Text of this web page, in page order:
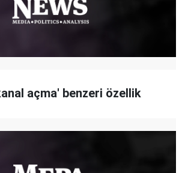
açma' benzeri özellik